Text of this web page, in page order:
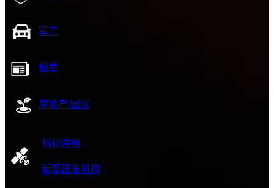
军工
烟草
房地产/园区
科研院所
新型研发机构